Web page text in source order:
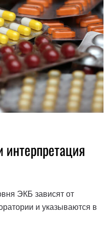
ЭКБ зависят от
и указываются в